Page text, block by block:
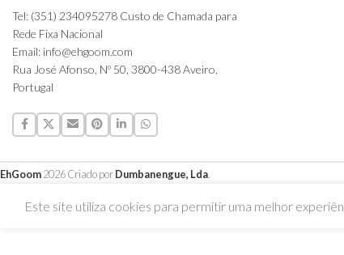
Tel: (351) 234095278 Custo de Chamada para
Rede Fixa Nacional
Email: info@ehgoom.com
Rua José Afonso, Nº 50, 3800-438 Aveiro,
Portugal
EhGoom2026 Criado porDumbanengue, Lda
Este site utiliza cookies para permitir uma melhor